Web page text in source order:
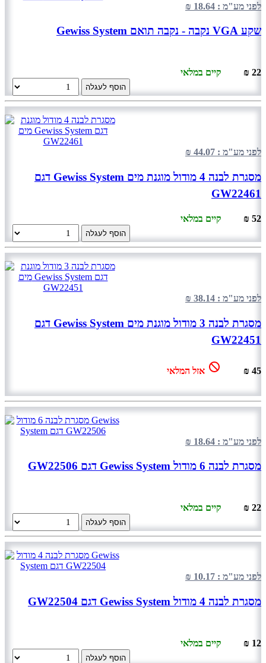
לפני מע"מ : 18.64 ₪
שקע VGA נקבה - נקבה תואם Gewiss System
22 ₪ קיים במלאי
הוסף לעגלה
לפני מע"מ : 44.07 ₪
מסגרת לבנה 4 מודול מוגנת מים Gewiss System דגם
GW22461
52 ₪ קיים במלאי
הוסף לעגלה
לפני מע"מ : 38.14 ₪
מסגרת לבנה 3 מודול מוגנת מים Gewiss System דגם
GW22451
45 ₪ אזל המלאי
לפני מע"מ : 18.64 ₪
מסגרת לבנה 6 מודול Gewiss System דגם GW22506
22 ₪ קיים במלאי
הוסף לעגלה
לפני מע"מ : 10.17 ₪
מסגרת לבנה 4 מודול Gewiss System דגם GW22504
12 ₪ קיים במלאי
הוסף לעגלה